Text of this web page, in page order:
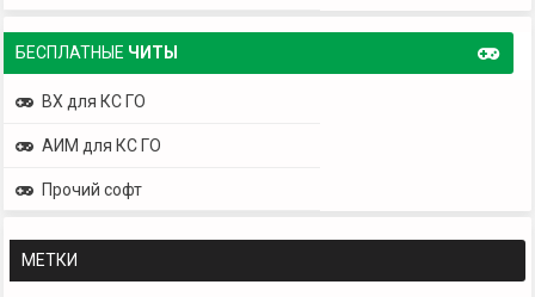
БЕСПЛАТНЫЕ ЧИТЫ
ВХ для КС ГО
АИМ для КС ГО
Прочий софт
МЕТКИ